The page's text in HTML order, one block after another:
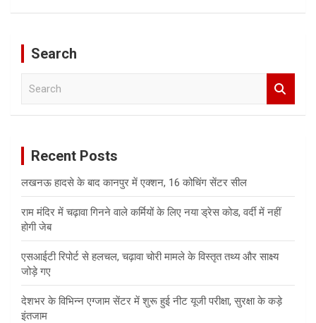
Search
Recent Posts
लखनऊ हादसे के बाद कानपुर में एक्शन, 16 कोचिंग सेंटर सील
राम मंदिर में चढ़ावा गिनने वाले कर्मियों के लिए नया ड्रेस कोड, वर्दी में नहीं
होगी जेब
एसआईटी रिपोर्ट से हलचल, चढ़ावा चोरी मामले के विस्तृत तथ्य और साक्ष्य
जोड़े गए
देशभर के विभिन्न एग्जाम सेंटर में शुरू हुई नीट यूजी परीक्षा, सुरक्षा के कड़े
इंतजाम